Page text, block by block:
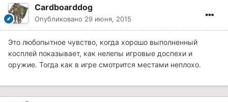
Cardboarddog
Опубликовано 29 июня, 2015
Это любопытное чувство, когда хорошо выполненный
косплей показывает, как нелепы игровые доспехи и
оружие. Тогда как в игре смотрится местами неплохо.